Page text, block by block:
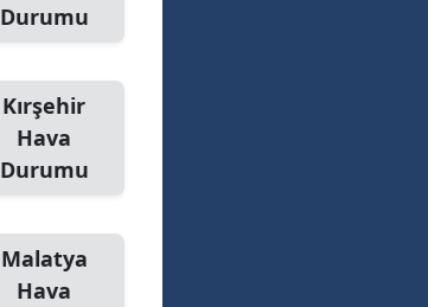
Durumu
Kırşehir
Hava
Durumu
Malatya
Hava